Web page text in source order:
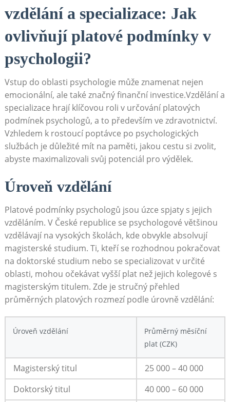
vzdělání a specializace: Jak
ovlivňují platové podmínky v
psychologii?
Vstup do oblasti psychologie může znamenat nejen
emocionální, ale také značný finanční investice.Vzdělání a
specializace hrají klíčovou roli v určování platových
podmínek psychologů, a to především ve zdravotnictví.
Vzhledem k rostoucí poptávce po psychologických
službách je důležité mít na paměti, jakou cestu si zvolit,
abyste maximalizovali svůj potenciál pro výdělek.
Úroveň vzdělání
Platové podmínky psychologů jsou úzce spjaty s jejich
vzděláním. V České republice se psychologové většinou
vzdělávají na vysokých školách, kde obvykle absolvují
magisterské studium. Ti, kteří se rozhodnou pokračovat
na doktorské studium nebo se specializovat v určité
oblasti, mohou očekávat vyšší plat než jejich kolegové s
magisterským titulem. Zde je stručný přehled
průměrných platových rozmezí podle úrovně vzdělání:
Úroveň vzdělání
Průměrný měsíční
plat (CZK)
Magisterský titul
25 000 – 40 000
Doktorský titul
40 000 – 60 000